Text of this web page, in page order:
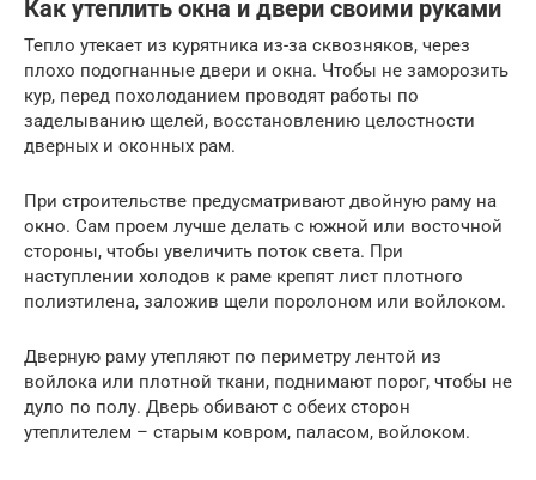
Как утеплить окна и двери своими руками
Тепло утекает из курятника из-за сквозняков, через
плохо подогнанные двери и окна. Чтобы не заморозить
кур, перед похолоданием проводят работы по
заделыванию щелей, восстановлению целостности
дверных и оконных рам.
При строительстве предусматривают двойную раму на
окно. Сам проем лучше делать с южной или восточной
стороны, чтобы увеличить поток света. При
наступлении холодов к раме крепят лист плотного
полиэтилена, заложив щели поролоном или войлоком.
Дверную раму утепляют по периметру лентой из
войлока или плотной ткани, поднимают порог, чтобы не
дуло по полу. Дверь обивают с обеих сторон
утеплителем – старым ковром, паласом, войлоком.